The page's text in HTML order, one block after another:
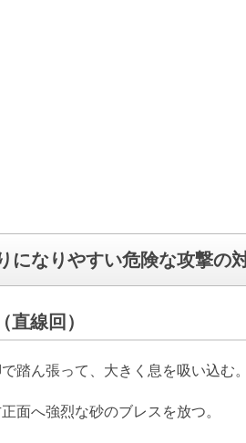
になりやすい危険な攻撃の
直線回）
で踏ん張って、大きく息を吸い込む
面へ強烈な砂のブレスを放つ。